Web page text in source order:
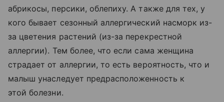
абрикосы, персики, облепиху. А также для тех, у
кого бывает сезонный аллергический насморк из-
за цветения растений (из-за перекрестной
аллергии). Тем более, что если сама женщина
страдает от аллергии, то есть вероятность, что и
малыш унаследует предрасположенность к
этой болезни.